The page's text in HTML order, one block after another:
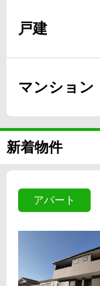
戸建
マンション
新着物件
アパート